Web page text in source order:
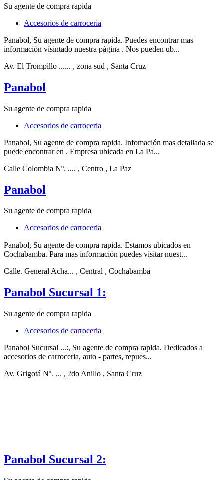
Su agente de compra rapida
Accesorios de carroceria
Panabol, Su agente de compra rapida. Puedes encontrar mas
información visintado nuestra página . Nos pueden ub...
Av. El Trompillo ...... , zona sud , Santa Cruz
Panabol
Su agente de compra rapida
Accesorios de carroceria
Panabol, Su agente de compra rapida. Infomación mas detallada se
puede encontrar en . Empresa ubicada en La Pa...
Calle Colombia Nº. .... , Centro , La Paz
Panabol
Su agente de compra rapida
Accesorios de carroceria
Panabol, Su agente de compra rapida. Estamos ubicados en
Cochabamba. Para mas información puedes visitar nuest...
Calle. General Acha... , Central , Cochabamba
Panabol Sucursal 1:
Su agente de compra rapida
Accesorios de carroceria
Panabol Sucursal ...:, Su agente de compra rapida. Dedicados a
accesorios de carroceria, auto - partes, repues...
Av. Grigotá Nº. ... , 2do Anillo , Santa Cruz
Panabol Sucursal 2: